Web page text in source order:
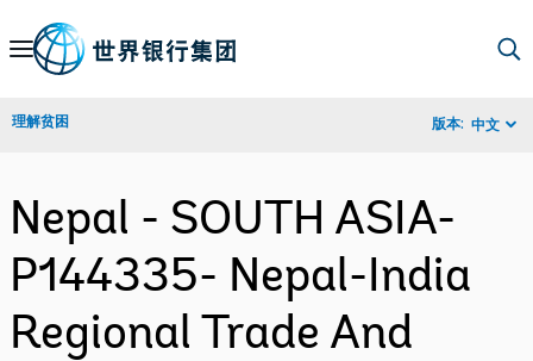
Skip
Navigation
理解贫困 版本: 中文
Nepal - SOUTH ASIA-
P144335- Nepal-India
Regional Trade And